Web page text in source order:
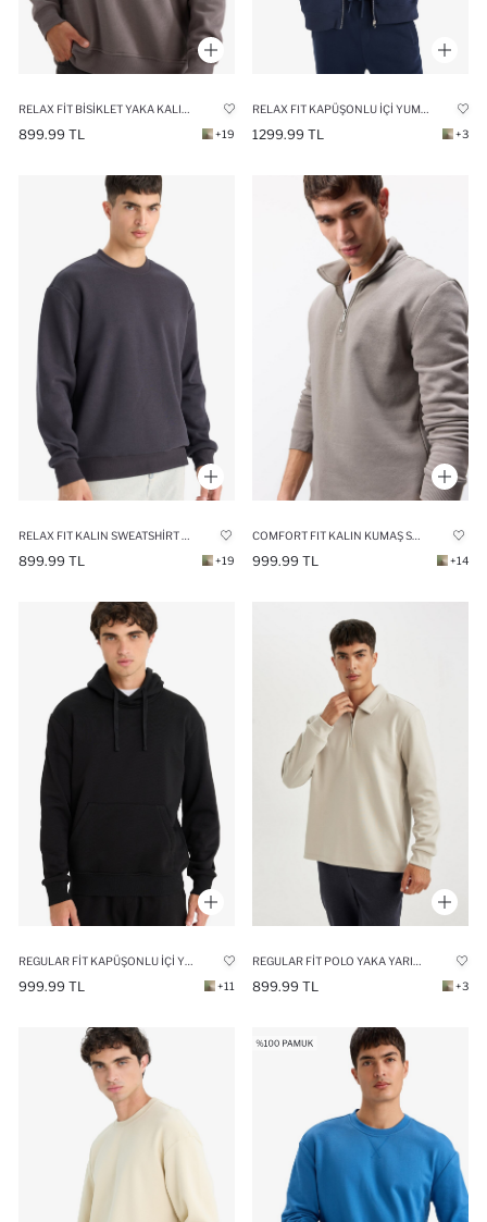
899.99 TL +19 1299.99 TL +3
899.99 TL +19 999.99 TL +14
REGULAR FIT KAPÜŞONLU İÇI YUMUŞAK TÜYLÜ KANGURU CEPLI BASIC DÜZ SWEATSHIRT
999.99 TL +11
REGULAR FIT POLO YAKA YARIM FERMUARLI BASIC DÜZ SWEATSHIRT
899.99 TL +3